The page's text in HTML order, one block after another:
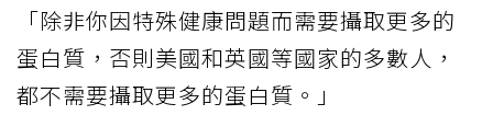
「除非你因特殊健康問題而需要攝取更多的
蛋白質，否則美國和英國等國家的多數人，
都不需要攝取更多的蛋白質。」